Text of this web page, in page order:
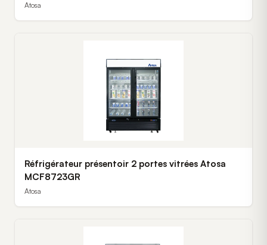
Atosa
Réfrigérateur présentoir 2 portes vitrées Atosa
MCF8723GR
Atosa